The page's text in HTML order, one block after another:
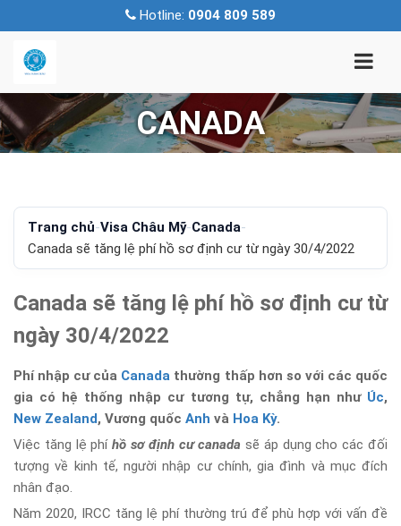
Hotline: 0904 809 589
CANADA
Trang chủ-Visa Châu Mỹ-Canada-
Canada sẽ tăng lệ phí hồ sơ định cư từ ngày 30/4/2022
Canada sẽ tăng lệ phí hồ sơ định cư từ
ngày 30/4/2022
Phí nhập cư của Canada thường thấp hơn so với các quốc
gia có hệ thống nhập cư tương tự, chẳng hạn như Úc,
New Zealand, Vương quốc Anh và Hoa Kỳ.
Việc tăng lệ phíhồ sơ định cư canada sẽ áp dụng cho các đối
tượng về kinh tế, người nhập cư chính, gia đình và mục đích
nhân đạo.
Năm 2020, IRCC tăng lệ phí thường trú để phù hợp với vấn đề